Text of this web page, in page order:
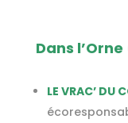
Dans l’Orne
LE VRAC’ DU